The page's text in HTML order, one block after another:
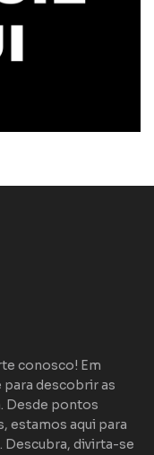
conosco! Em
para descobrir as
Desde pontos
estamos aqui para
Descubra, divirta-se